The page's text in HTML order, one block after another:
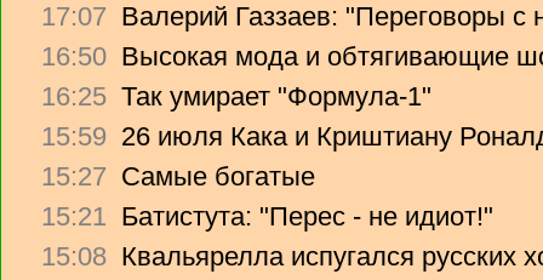
17:07 Валерий Газзаев: "Переговоры с
16:50 Высокая мода и обтягивающие
16:25 Так умирает "Формула-1"
15:59 26 июля Кака и Криштиану
15:27 Самые богатые
15:21 Батистута: "Перес - не идиот!"
15:08 Квальярелла испугался русских